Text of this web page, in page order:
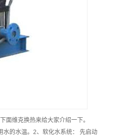
面维克换热来给大家介绍一下。
水的水温。2、软化水系统： 先启动